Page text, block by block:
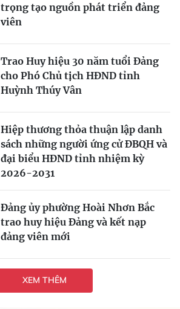
trọng tạo nguồn phát triển đảng
viên
Trao Huy hiệu 30 năm tuổi Đảng
cho Phó Chủ tịch HĐND tỉnh
Huỳnh Thúy Vân
Hiệp thương thỏa thuận lập danh
sách những người ứng cử ĐBQH và
đại biểu HĐND tỉnh nhiệm kỳ
2026-2031
Đảng ủy phường Hoài Nhơn Bắc
trao huy hiệu Đảng và kết nạp
đảng viên mới
XEM THÊM